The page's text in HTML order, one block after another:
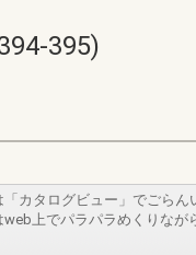
395)
カタログビュー」でごらん
web上でパラパラめくりなが